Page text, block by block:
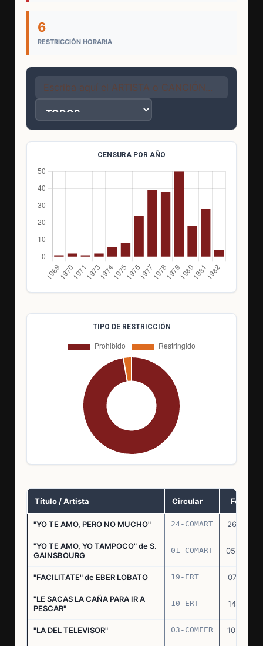
6
RESTRICCIÓN HORARIA
CENSURA POR AÑO
TIPO DE RESTRICCIÓN
Título / Artista Circular Fecha
"YO TE AMO, PERO NO MUCHO" 24-COMART 26.11.69
"YO TE AMO, YO TAMPOCO" de S.
GAINSBOURG
01-COMART 05.02.70
"FACILITATE" de EBER LOBATO 19-ERT 07.10.70
"LE SACAS LA CAÑA PARA IR A
PESCAR"
10-ERT 14.07.71
"LA DEL TELEVISOR" 03-COMFER 10.01.73